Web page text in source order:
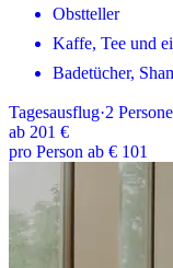
Obstteller
Kaffe, Tee und
Badetücher,
Tagesausflug·2
ab 201 €
pro Person ab € 101